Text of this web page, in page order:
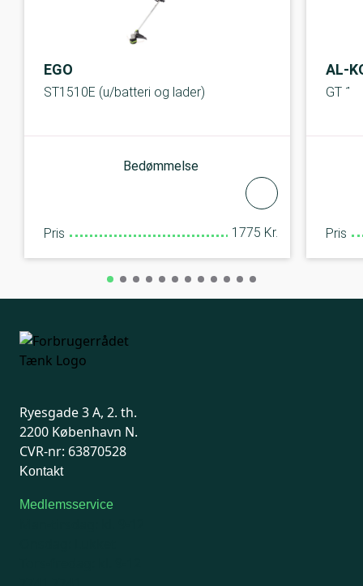
EGO
ST1510E (u/batteri og lader)
Bedømmelse
Pris 1775 Kr.
AL-
GT
Pris
Ryesgade 3 A, 2. th.
2200 København N.
CVR-nr: 63870528
Kontakt
Medlemsservice